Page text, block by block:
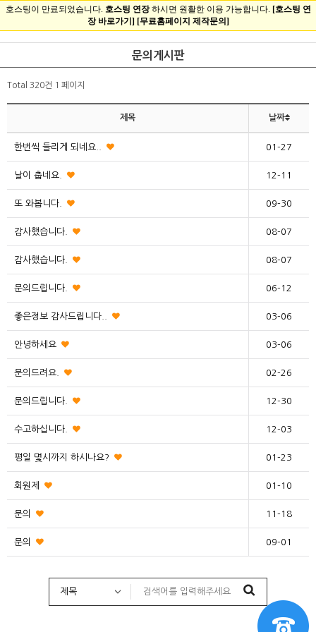
문의게시판
Total 320건 1 페이지
제목 날짜
한번씩 들리게 되네요.. 01-27
날이 춥네요. 12-11
또 와봅니다. 09-30
감사했습니다. 08-07
감사했습니다. 08-07
문의드립니다. 06-12
좋은정보 감사드립니다.. 03-06
안녕하세요 03-06
문의드려요. 02-26
문의드립니다. 12-30
수고하십니다. 12-03
평일 몇시까지 하시나요? 01-23
회원제 01-10
문의 11-18
문의 09-01